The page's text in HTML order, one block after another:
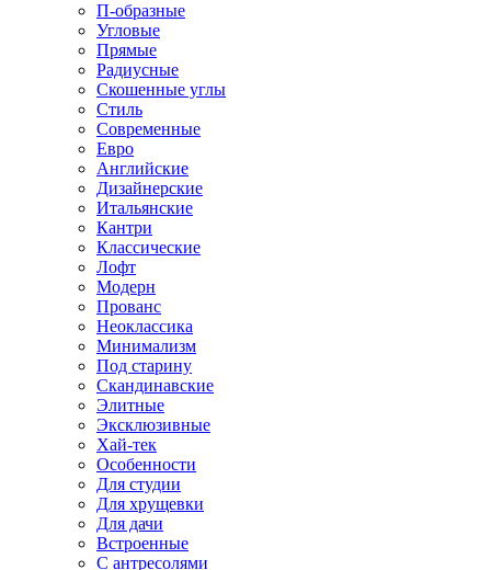
П-образные
Угловые
Прямые
Радиусные
Скошенные углы
Стиль
Современные
Евро
Английские
Дизайнерские
Итальянские
Кантри
Классические
Лофт
Модерн
Прованс
Неоклассика
Минимализм
Под старину
Скандинавские
Элитные
Эксклюзивные
Хай-тек
Особенности
Для студии
Для хрущевки
Для дачи
Встроенные
С антресолями